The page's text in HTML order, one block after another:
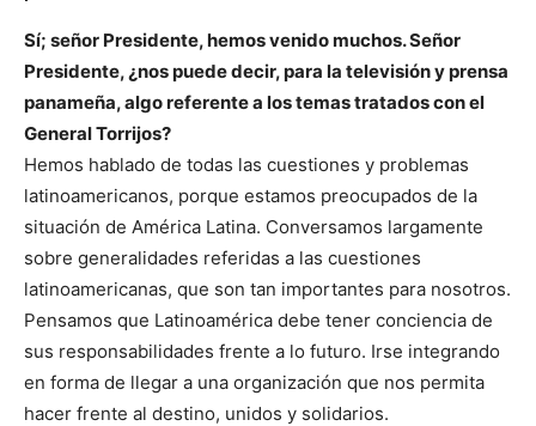
Sí; señor Presidente, hemos venido muchos. Señor
Presidente, ¿nos puede decir, para la televisión y prensa
panameña, algo referente a los temas tratados con el
General Torrijos?
Hemos hablado de todas las cuestiones y problemas
latinoamericanos, porque estamos preocupados de la
situación de América Latina. Conversamos largamente
sobre generalidades referidas a las cuestiones
latinoamericanas, que son tan importantes para nosotros.
Pensamos que Latinoamérica debe tener conciencia de
sus responsabilidades frente a lo futuro. Irse integrando
en forma de llegar a una organización que nos permita
hacer frente al destino, unidos y solidarios.